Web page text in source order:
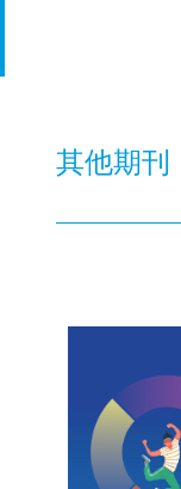
其他期刊